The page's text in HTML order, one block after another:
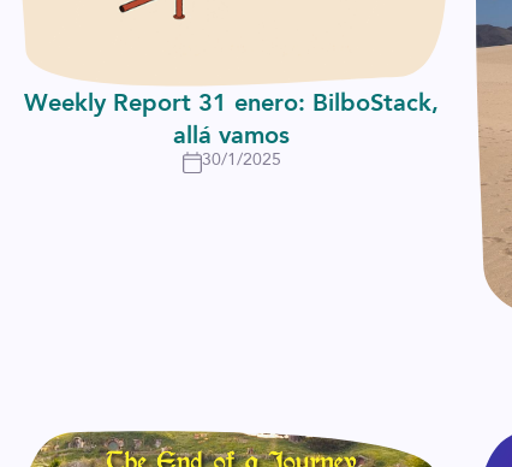
Weekly Report 31 enero: BilboStack,
allá vamos
30/1/2025